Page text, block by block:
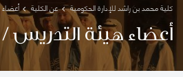
كلية محمد بن راشد للإدارة الحكومية عن الكلية
أعضاء هيئة التدريس